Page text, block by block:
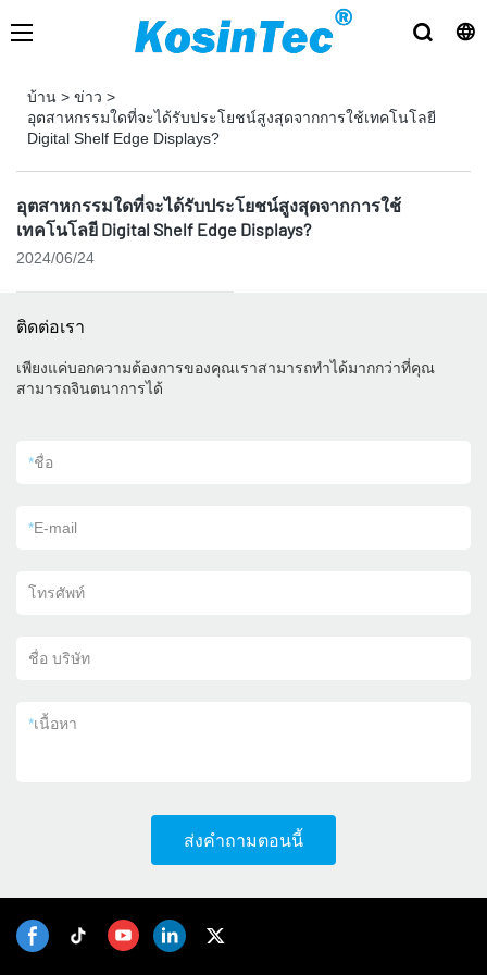
บ้าน > ข่าว >
อุตสาหกรรมใดที่จะได้รับประโยชน์สูงสุดจากการใช้เทคโนโลยี
Digital Shelf Edge Displays?
อุตสาหกรรมใดที่จะได้รับประโยชน์สูงสุดจากการใช้
เทคโนโลยี Digital Shelf Edge Displays?
2024/06/24
ติดต่อเรา
เพียงแค่บอกความต้องการของคุณเราสามารถทำได้มากกว่าที่คุณ
สามารถจินตนาการได้
*ชื่อ
*E-mail
โทรศัพท์
ชื่อ บริษัท
*เนื้อหา
ส่งคำถามตอนนี้